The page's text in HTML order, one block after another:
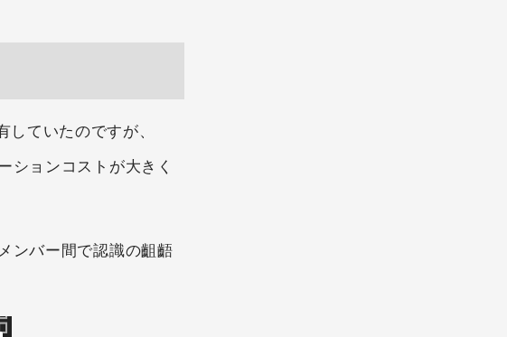
ていたのですが、
ションコストが大きく
ンバー間で認識の齟齬